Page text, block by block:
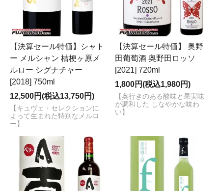
【決算セール特価】シャト
ー メルシャン 桔梗ヶ原メ
ルロー シグナチャー
[2018] 750ml
12,500円(税込13,750円)
【キュヴェ・セレクションに
よって生まれた特別なメルロ
ー】
【決算セール特価】 奥野
田葡萄酒 奥野田ロッソ
[2021] 720ml
1,800円(税込1,980円)
【奥行きのある酸味と果実味
が調和した しなやかな味わ
い】